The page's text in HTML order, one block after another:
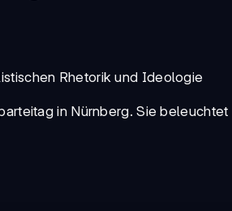
Rhetorik und Ideologie
in Nürnberg. Sie beleuchtet